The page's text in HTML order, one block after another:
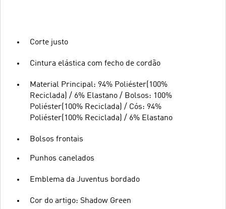
Corte justo
Cintura elástica com fecho de cordão
Material Principal: 94% Poliéster(100%
Reciclada) / 6% Elastano / Bolsos: 100%
Poliéster(100% Reciclada) / Cós: 94%
Poliéster(100% Reciclada) / 6% Elastano
Bolsos frontais
Punhos canelados
Emblema da Juventus bordado
Cor do artigo: Shadow Green